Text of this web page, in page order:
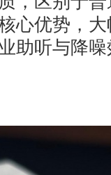
心优势，
助听与降